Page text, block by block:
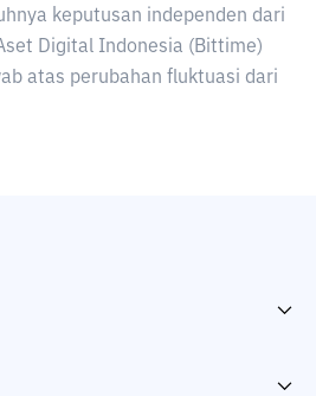
keputusan independen dari
Digital Indonesia (Bittime)
atas perubahan fluktuasi dari